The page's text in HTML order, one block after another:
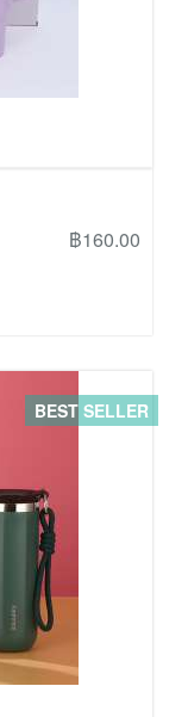
฿160.00
BEST SELLER